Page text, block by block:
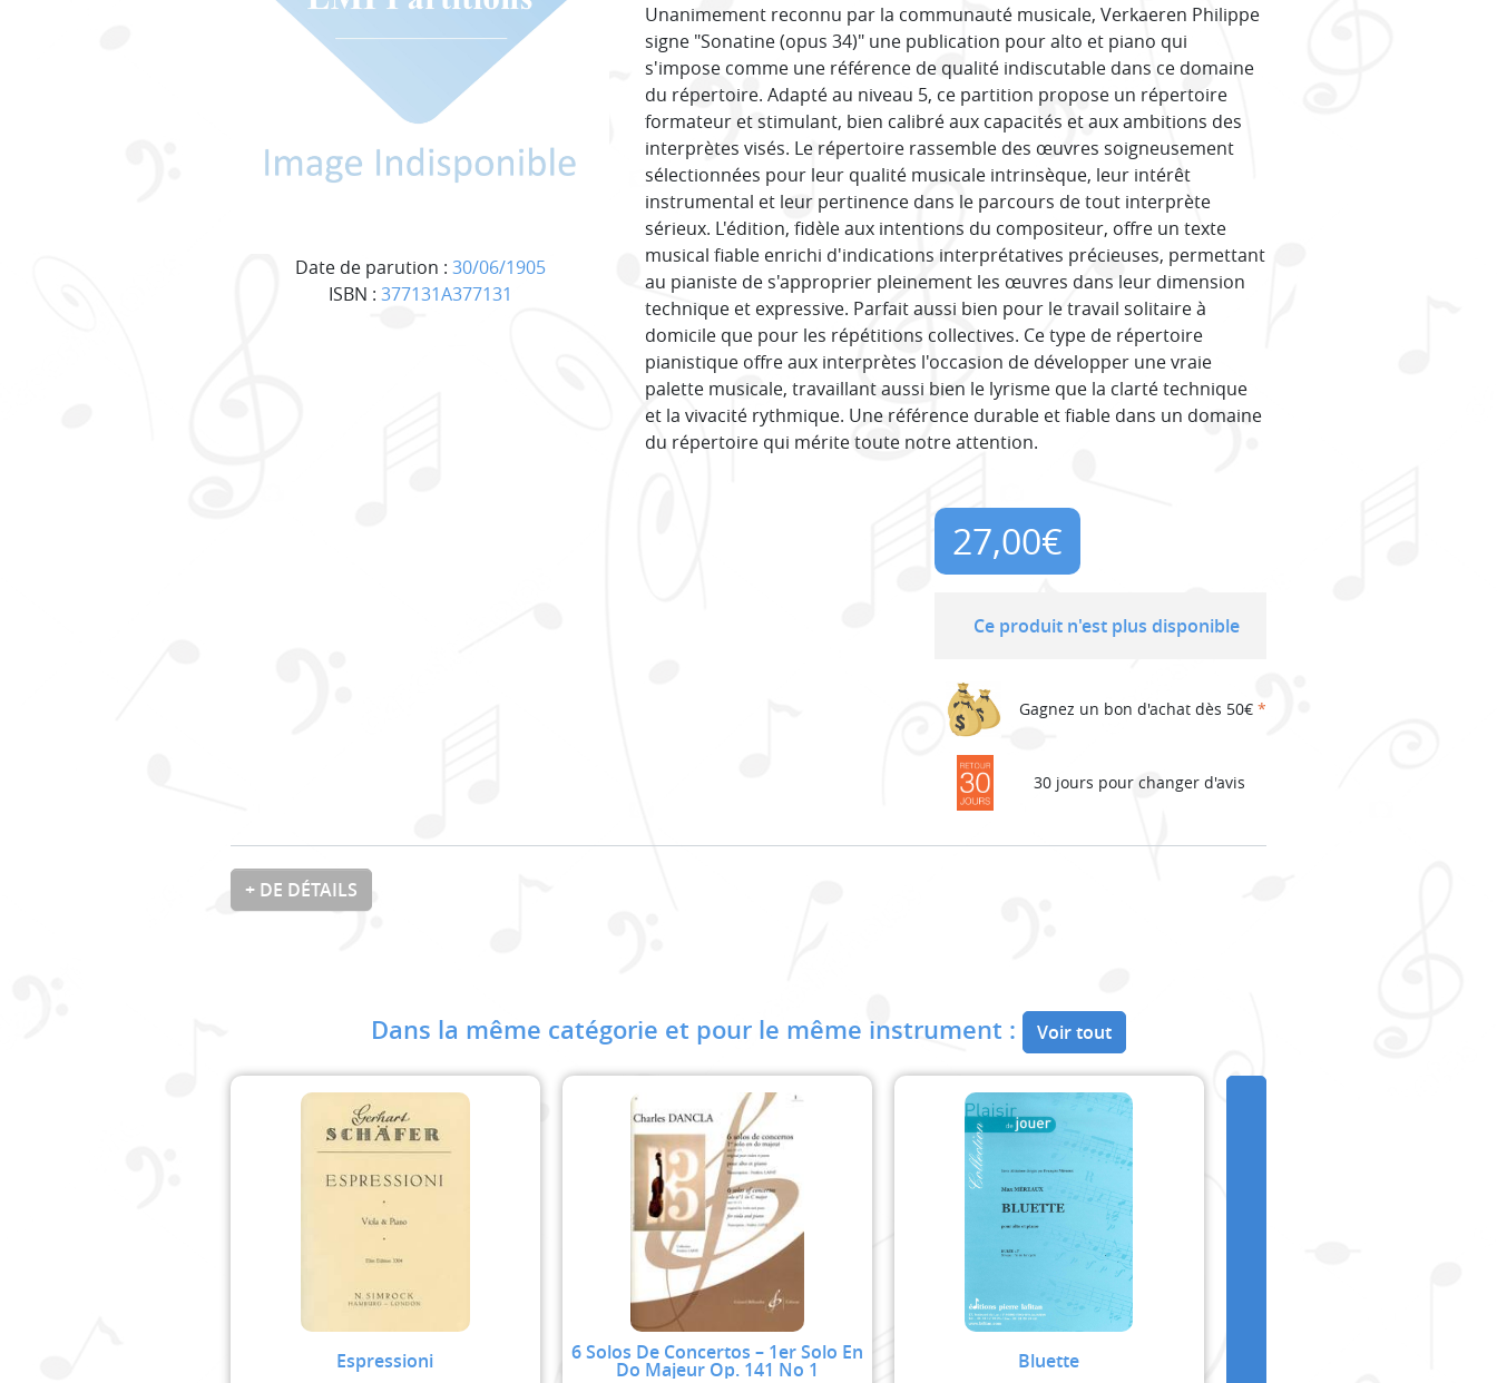
Date de parution : 30/06/1905
ISBN : 377131A377131
Unanimement reconnu par la communauté musicale, Verkaeren Philippe
signe "Sonatine (opus 34)" une publication pour alto et piano qui
s'impose comme une référence de qualité indiscutable dans ce domaine
du répertoire. Adapté au niveau 5, ce partition propose un répertoire
formateur et stimulant, bien calibré aux capacités et aux ambitions des
interprètes visés. Le répertoire rassemble des œuvres soigneusement
sélectionnées pour leur qualité musicale intrinsèque, leur intérêt
instrumental et leur pertinence dans le parcours de tout interprète
sérieux. L'édition, fidèle aux intentions du compositeur, offre un texte
musical fiable enrichi d'indications interprétatives précieuses, permettant
au pianiste de s'approprier pleinement les œuvres dans leur dimension
technique et expressive. Parfait aussi bien pour le travail solitaire à
domicile que pour les répétitions collectives. Ce type de répertoire
pianistique offre aux interprètes l'occasion de développer une vraie
palette musicale, travaillant aussi bien le lyrisme que la clarté technique
et la vivacité rythmique. Une référence durable et fiable dans un domaine
du répertoire qui mérite toute notre attention.
27,00€
Ce produit n'est plus disponible
Gagnez un bon d'achat dès 50€ *
30 jours pour changer d'avis
+ DE DÉTAILS
Dans la même catégorie et pour le même instrument : Voir tout
Espressioni
6 Solos De Concertos – 1er Solo En
Do Majeur Op. 141 No 1
Bluette